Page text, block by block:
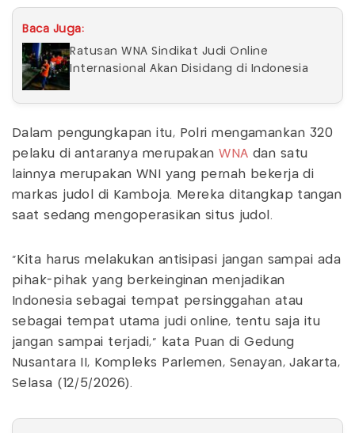
Baca Juga:
Ratusan WNA Sindikat Judi Online
Internasional Akan Disidang di Indonesia
Dalam pengungkapan itu, Polri mengamankan 320
pelaku di antaranya merupakanWNA dan satu
lainnya merupakan WNI yang pernah bekerja di
markas judol di Kamboja. Mereka ditangkap tangan
saat sedang mengoperasikan situs judol.
"Kita harus melakukan antisipasi jangan sampai ada
pihak-pihak yang berkeinginan menjadikan
Indonesia sebagai tempat persinggahan atau
sebagai tempat utama judi online, tentu saja itu
jangan sampai terjadi," kata Puan di Gedung
Nusantara II, Kompleks Parlemen, Senayan, Jakarta,
Selasa (12/5/2026).